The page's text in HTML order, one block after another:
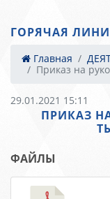
ГОРЯЧАЯ
Главная
Приказ на
29.01.2021 15:11
ПРИКАЗ
ФАЙЛЫ